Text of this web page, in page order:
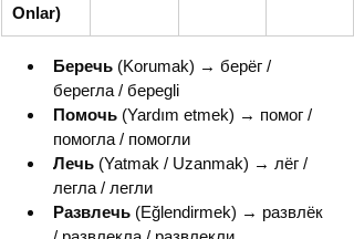
Onlar)
Беречь (Korumak) → берёг /
берегла / береgli
Помочь (Yardım etmek) → помог /
помогла / помогли
Лечь (Yatmak / Uzanmak) → лёг /
легла / легли
Развлечь (Eğlendirmek) → развлёк